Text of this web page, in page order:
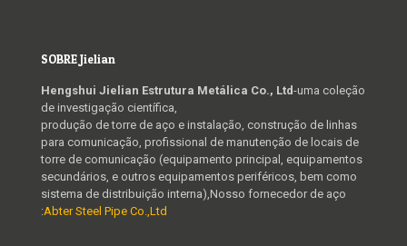
SOBRE Jielian
Hengshui Jielian Estrutura Metálica Co., Ltd-uma coleção
de investigação científica,
produção de torre de aço e instalação, construção de linhas
para comunicação, profissional de manutenção de locais de
torre de comunicação (equipamento principal, equipamentos
secundários, e outros equipamentos periféricos, bem como
sistema de distribuição interna),Nosso fornecedor de aço
:Abter Steel Pipe Co.,Ltd